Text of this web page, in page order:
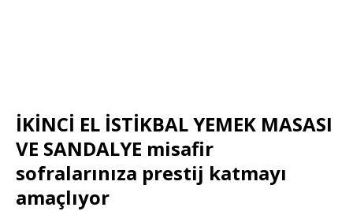
İKİNCİ EL İSTİKBAL YEMEK MASASI
VE SANDALYE misafir
sofralarınıza prestij katmayı
amaçlıyor